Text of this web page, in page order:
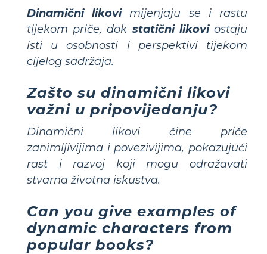
Dinamični likovimijenjaju se i rastu
tijekom priče, dok statični likoviostaju
isti u osobnosti i perspektivi tijekom
cijelog sadržaja.
Zašto su dinamični likovi
važni u pripovijedanju?
Dinamični likovi čine priče
zanimljivijima i povezivijima, pokazujući
rast i razvoj koji mogu odražavati
stvarna životna iskustva.
Can you give examples of
dynamic characters from
popular books?